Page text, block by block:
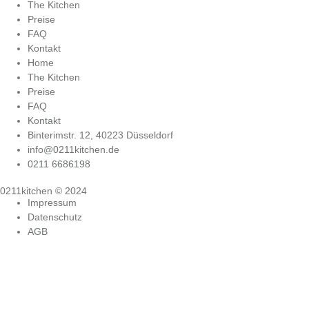
The Kitchen
Preise
FAQ
Kontakt
Home
The Kitchen
Preise
FAQ
Kontakt
Binterimstr. 12, 40223 Düsseldorf
info@0211kitchen.de
0211 6686198
0211kitchen © 2024
Impressum
Datenschutz
AGB